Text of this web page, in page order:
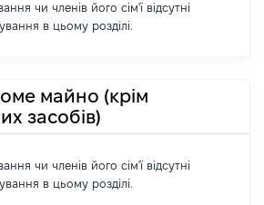
чи членів його сім'ї відсутні
в цьому розділі.
майно (крім
засобів)
чи членів його сім'ї відсутні
в цьому розділі.